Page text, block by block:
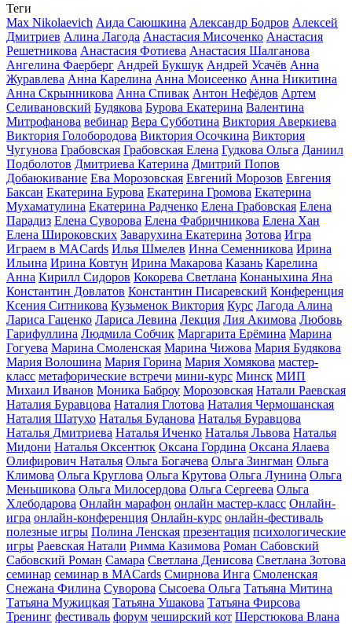
Теги
Max Nikolaevich Аида Саюшкина Александр Бодров Алексей
Дмитриев Алина Лагода Анастасия Мисоченко Анастасия
Решетникова Анастасия Фотиева Анастасия Шалганова
Ангелина Фаерберг Андрей Букшук Андрей Усачёв Анна
Журавлева Анна Карелина Анна Моисеенко Анна Никитина
Анна Скрынникова Анна Спивак Антон Нефёдов Артем
Селивановский Будякова Бурова Екатерина Валентина
Митрофанова вебинар Вера Субботина Виктория Аверкиева
Виктория Голобородова Виктория Осочкина Виктория
Чугунова Грабовская Грабовская Елена Гудкова Ольга Даниил
Подболотов Дмитриева Катерина Дмитрий Попов
Добаюкивание Ева Морозовская Евгений Морозов Евгения
Баксан Екатерина Бурова Екатерина Громова Екатерина
Мухаматулина Екатерина Радченко Елена Грабовская Елена
Парадиз Елена Суворова Елена Фабричникова Елена Хан
Елена Широковских Заварухина Екатерина Зотова Игра
Играем в MACards Илья Шмелев Инна Семенникова Ирина
Ильина Ирина Ковтун Ирина Макарова Казань Карелина
Анна Кирилл Сидоров Кокорева Светлана Конаныхина Яна
Константин Довлатов Константин Писаревский Конференция
Ксения Ситникова Кузьменок Виктория Курс Лагода Алина
Лариса Гаценко Лариса Левина Лекция Лия Акимова Любовь
Гарифуллина Людмила Собчик Маргарита Ерёмина Марина
Гогуева Марина Смоленская Марина Чижова Мария Будякова
Мария Волошина Мария Горина Мария Хомякова мастер-
класс метафорические встречи мини-курс Минск МИП
Михаил Иванов Моника Баброу Морозовская Натали Раевская
Наталия Буравцова Наталия Глотова Наталия Чермошанская
Наталия Шатухо Наталья Буданова Наталья Буравцова
Наталья Дмитриева Наталья Иченко Наталья Львова Наталья
Мидони Наталья Оксентюк Оксана Гордина Оксана Ялаева
Олифирович Наталья Ольга Богачева Ольга Зингман Ольга
Климова Ольга Круглова Ольга Крутова Ольга Лунина Ольга
Меньшикова Ольга Милосердова Ольга Сергеева Ольга
Хлебодарова Онлайн марафон онлайн мастер-класс Онлайн-
игра онлайн-конференция Онлайн-курс онлайн-фестиваль
полезные игры Полина Ленская презентация психологические
игры Раевская Натали Римма Казимова Роман Сабовский
Сабовский Роман Самара Светлана Денисова Светлана Зотова
семинар семинар в MACards Смирнова Инга Смоленская
Снежана Филина Суворова Сысоева Ольга Татьяна Митина
Татьяна Мужицкая Татьяна Ушакова Татьяна Фирсова
Тренинг фестиваль форум чеширский кот Шерстюкова Влана